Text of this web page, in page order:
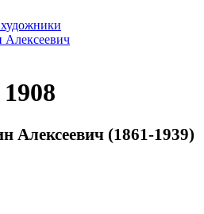
художники
Алексеевич
Алексеевич (1861-1939)